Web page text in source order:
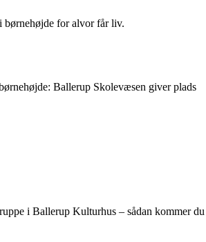
børnehøjde for alvor får liv.
Ballerup Skolevæsen giver plads
i Ballerup Kulturhus – sådan kommer du